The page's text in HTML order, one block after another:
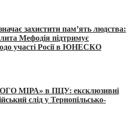
захистити пам’ять людства:
Мефодія підтримує
участі Росії в ЮНЕСКО
МІРА» в ПЦУ: ексклюзивні
слід у Тернопільсько-